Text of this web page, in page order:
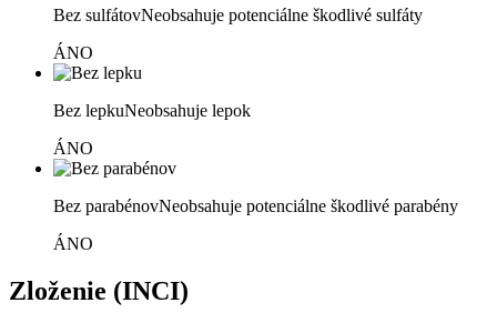
Bez sulfátovNeobsahuje potenciálne škodlivé sulfáty
ÁNO
Bez lepkuNeobsahuje lepok
ÁNO
Bez parabénovNeobsahuje potenciálne škodlivé parabény
ÁNO
Zloženie (INCI)